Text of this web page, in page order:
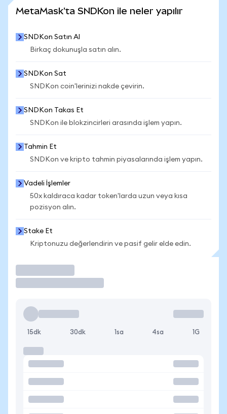
MetaMask'ta SNDKon ile neler yapılır
SNDKon Satın Al
Birkaç dokunuşla satın alın.
SNDKon Sat
SNDKon coin'lerinizi nakde çevirin.
SNDKon Takas Et
SNDKon ile blokzincirleri arasında işlem yapın.
Tahmin Et
SNDKon ve kripto tahmin piyasalarında işlem yapın.
Vadeli İşlemler
50x kaldıraca kadar token'larda uzun veya kısa
pozisyon alın.
Stake Et
Kriptonuzu değerlendirin ve pasif gelir elde edin.
15dk 30dk 1sa 4sa 1G